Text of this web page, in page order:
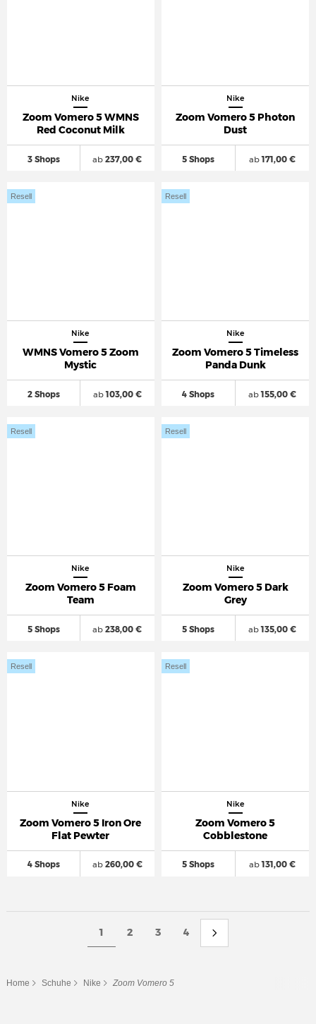
Nike
Zoom Vomero 5 WMNS
Red Coconut Milk
3 Shops ab 237,00 €
Nike
Zoom Vomero 5 Photon
Dust
5 Shops ab171,00 €
Nike
WMNS Vomero 5 Zoom
Mystic
2 Shops
Resell
ab103,00 €
Nike
Zoom Vomero 5 Timeless
Panda Dunk
4 Shops
Resell
ab155,00 €
Nike
Zoom Vomero 5 Foam
Team
5 Shops
Resell
ab 238,00 €
Nike
Zoom Vomero 5 Dark
Grey
5 Shops
Resell
ab135,00 €
Nike
Zoom Vomero 5 Iron Ore
Flat Pewter
4 Shops
Resell
ab260,00 €
Nike
Zoom Vomero 5
Cobblestone
5 Shops
Resell
ab131,00 €
1 2 3 4
Home Schuhe Nike Zoom Vomero 5